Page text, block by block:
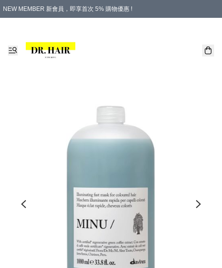
NEW MEMBER 新會員，即享首次 5% 購物優惠 !